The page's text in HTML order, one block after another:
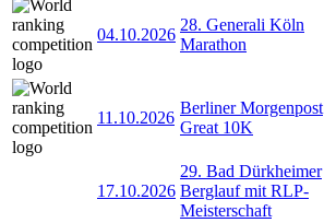
04.10.2026
28. Generali Köln
Marathon
11.10.2026
Berliner Morgenpost
Great 10K
17.10.2026
29. Bad Dürkheimer
Berglauf mit RLP-
Meisterschaft